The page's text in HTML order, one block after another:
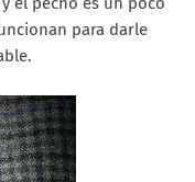
para darle